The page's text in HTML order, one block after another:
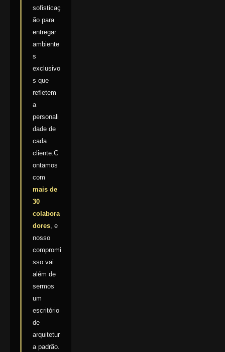
sofisticaç
ão para
entregar
ambiente
s
exclusivo
s que
refletem
a
personali
dade de
cada
cliente.C
ontamos
com
mais de
30
colabora
dores , e
nosso
compromi
sso vai
além de
sermos
um
escritório
de
arquitetur
a padrão.